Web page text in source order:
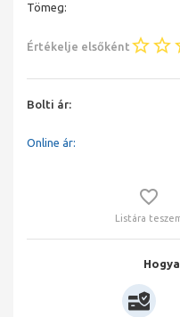
Tömeg:
Értékelje elsőként
Bolti ár:
Online ár:
Listára